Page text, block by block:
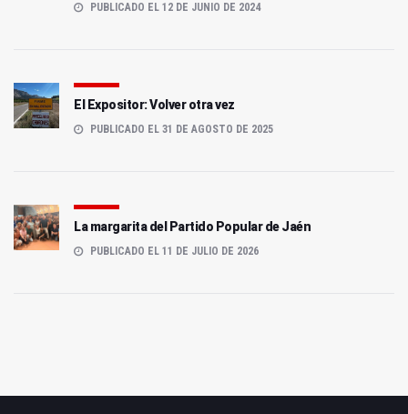
PUBLICADO EL 12 DE JUNIO DE 2024
El Expositor: Volver otra vez
PUBLICADO EL 31 DE AGOSTO DE 2025
La margarita del Partido Popular de Jaén
PUBLICADO EL 11 DE JULIO DE 2026